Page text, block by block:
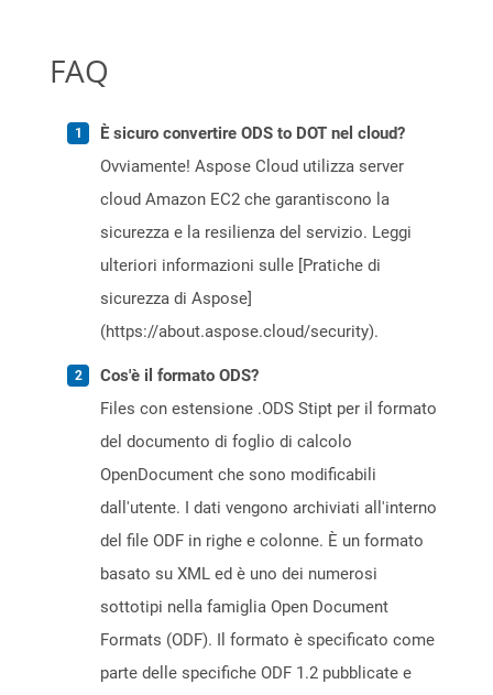
FAQ
È sicuro convertire ODS to DOT nel cloud?
Ovviamente! Aspose Cloud utilizza server
cloud Amazon EC2 che garantiscono la
sicurezza e la resilienza del servizio. Leggi
ulteriori informazioni sulle [Pratiche di
sicurezza di Aspose]
(https://about.aspose.cloud/security).
Cos'è il formato ODS?
Files con estensione .ODS Stipt per il formato
del documento di foglio di calcolo
OpenDocument che sono modificabili
dall'utente. I dati vengono archiviati all'interno
del file ODF in righe e colonne. È un formato
basato su XML ed è uno dei numerosi
sottotipi nella famiglia Open Document
Formats (ODF). Il formato è specificato come
parte delle specifiche ODF 1.2 pubblicate e